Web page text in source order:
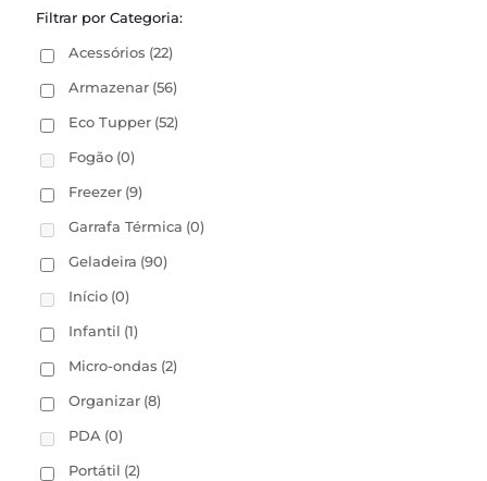
Filtrar por Categoria:
Acessórios (22)
Armazenar (56)
Eco Tupper (52)
Fogão (0)
Freezer (9)
Garrafa Térmica (0)
Geladeira (90)
Início (0)
Infantil (1)
Micro-ondas (2)
Organizar (8)
PDA (0)
Portátil (2)